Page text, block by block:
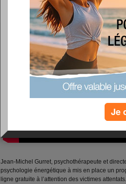
les victimes
publié le 19/07/2016 à 03:45
Jean-Michel Gurret, psychothérapeute et
psychologie énergétique à mis en place un
ligne gratuite à l’attention des victimes
Je